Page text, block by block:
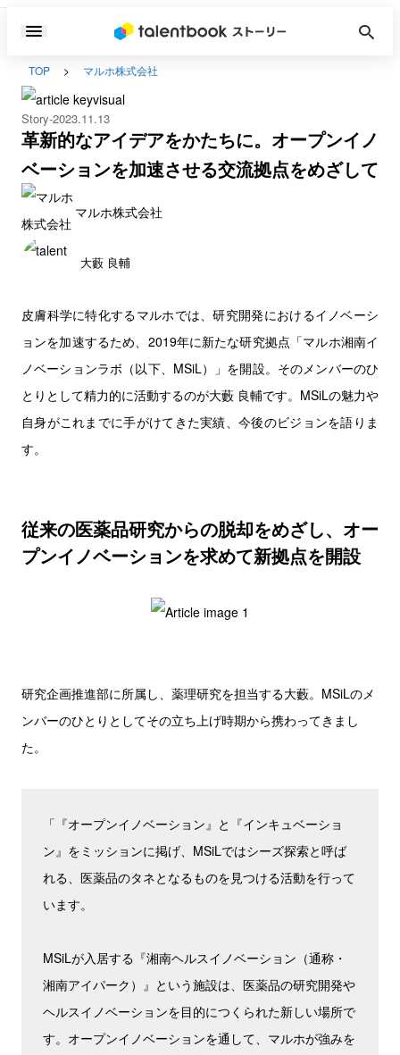
TOP マルホ株式会社
Story 2023.11.13
革新的なアイデアをかたちに。オープンイノ
ベーションを加速させる交流拠点をめざして
マルホ株式会社
大藪 良輔
皮膚科学に特化するマルホでは、研究開発におけるイノベーシ
ョンを加速するため、2019年に新たな研究拠点「マルホ湘南イ
ノベーションラボ（以下、MSiL）」を開設。そのメンバーのひ
とりとして精力的に活動するのが大藪 良輔です。MSiLの魅力や
自身がこれまでに手がけてきた実績、今後のビジョンを語りま
す。
従来の医薬品研究からの脱却をめざし、オー
プンイノベーションを求めて新拠点を開設
研究企画推進部に所属し、薬理研究を担当する大藪。MSiLのメ
ンバーのひとりとしてその立ち上げ時期から携わってきまし
た。
「『オープンイノベーション』と『インキュベーショ
ン』をミッションに掲げ、MSiLではシーズ探索と呼ば
れる、医薬品のタネとなるものを見つける活動を行って
います。
MSiLが入居する『湘南ヘルスイノベーション（通称・
湘南アイパーク）』という施設は、医薬品の研究開発や
ヘルスイノベーションを目的につくられた新しい場所で
す。オープンイノベーションを通して、マルホが強みを